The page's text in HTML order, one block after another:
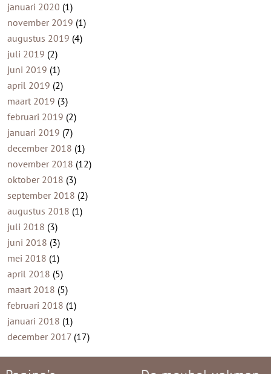
januari 2020 (1)
november 2019 (1)
augustus 2019 (4)
juli 2019 (2)
juni 2019 (1)
april 2019 (2)
maart 2019 (3)
februari 2019 (2)
januari 2019 (7)
december 2018 (1)
november 2018 (12)
oktober 2018 (3)
september 2018 (2)
augustus 2018 (1)
juli 2018 (3)
juni 2018 (3)
mei 2018 (1)
april 2018 (5)
maart 2018 (5)
februari 2018 (1)
januari 2018 (1)
december 2017(17)